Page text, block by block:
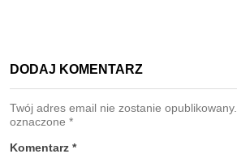
DODAJ KOMENTARZ
Twój adres email nie zostanie opublikowany.
oznaczone *
Komentarz *